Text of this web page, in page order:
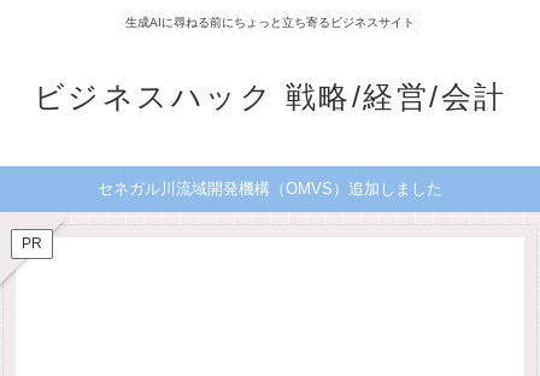
生成AIに尋ねる前にちょっと立ち寄るビジネスサイト
ビジネスハック 戦略/経営/会計
セネガル川流域開発機構（OMVS）追加しました
PR